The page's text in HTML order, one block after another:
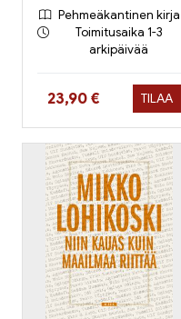
Pehmeäkantinen kirja
Toimitusaika 1-3
arkipäivää
Hinta nyt
23,90 € TILAA